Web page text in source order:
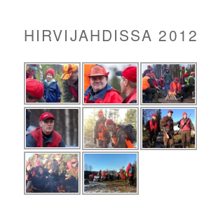
HIRVIJAHDISSA 2012